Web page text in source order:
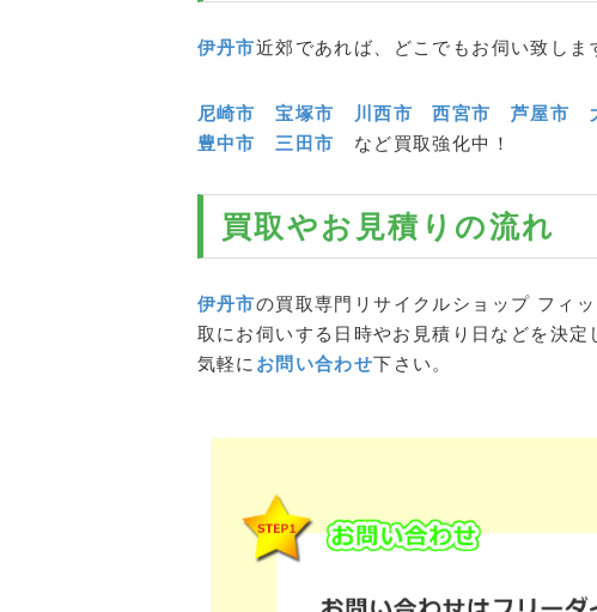
伊丹市近郊であれば、どこでもお伺い致しま
尼崎市 宝塚市 川西市 西宮市 芦屋市
豊中市
三田市 など買取強化中！
買取やお見積りの流れ
伊丹市の買取専門リサイクルショップ フィッ
取にお伺いする日時やお見積り日などを決
気軽に お問い合わせ下さい。